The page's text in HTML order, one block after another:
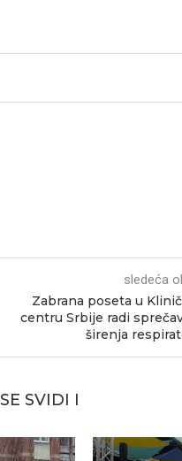
sledeća
Zabrana poseta u
centru Srbije radi
širenja
SVIDI I